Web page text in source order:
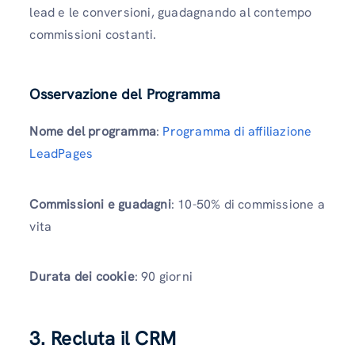
lead e le conversioni, guadagnando al contempo
commissioni costanti.
Osservazione del Programma
Nome del programma: Programma di affiliazione
LeadPages
Commissioni e guadagni: 10-50% di commissione a
vita
Durata dei cookie: 90 giorni
3. Recluta il CRM